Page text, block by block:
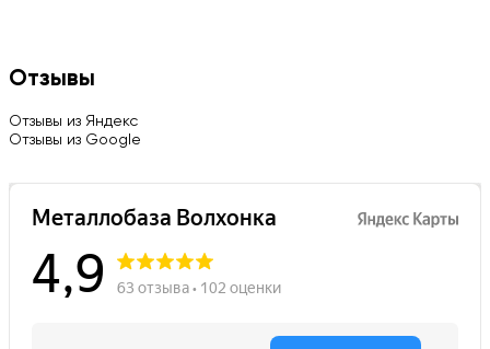
Отзывы
Отзывы из Яндекс
Отзывы из Google